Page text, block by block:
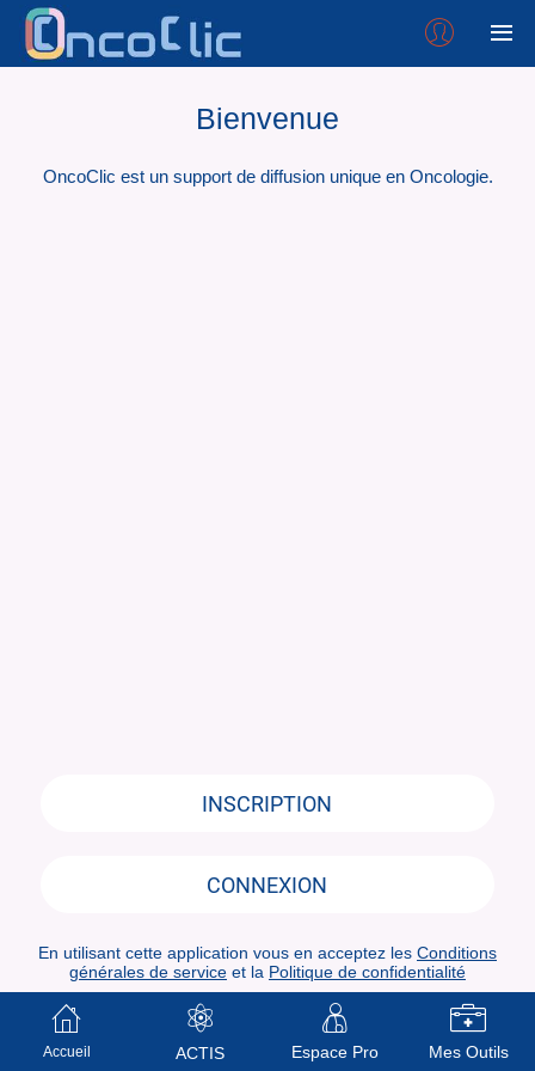
Bienvenue
OncoClic est un support de diffusion unique en Oncologie.
INSCRIPTION
CONNEXION
En utilisant cette application vous en acceptez les Conditions
générales de service et la Politique de confidentialité
Accueil ACTIS Espace Pro Mes Outils